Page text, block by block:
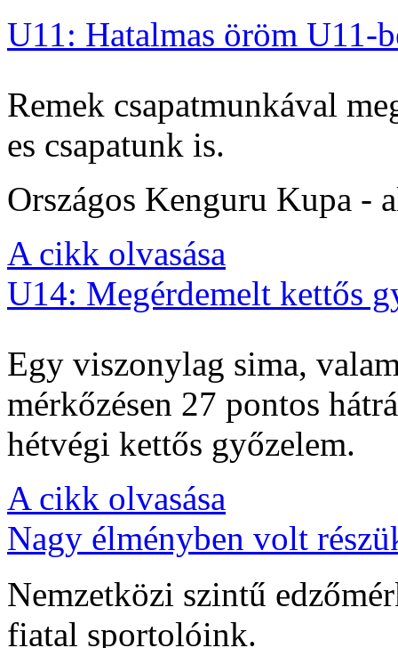
U11: Hatalmas öröm U11-
Remek csapatmunkával
es csapatunk is.
Országos Kenguru Kupa -
A cikk olvasása
U14: Megérdemelt kettős
Egy viszonylag sima,
mérkőzésen 27 pontos
hétvégi kettős győzelem.
A cikk olvasása
Nagy élményben volt
Nemzetközi szintű
fiatal sportolóink.